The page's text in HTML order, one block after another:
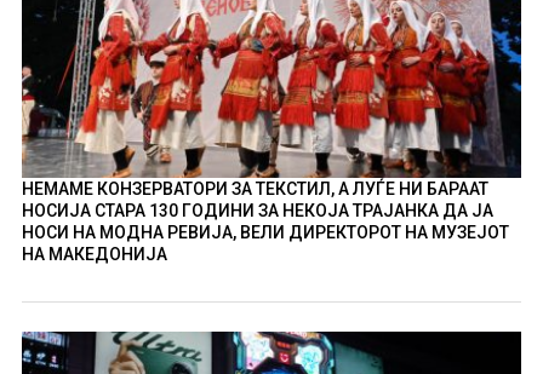
НЕМАМЕ КОНЗЕРВАТОРИ ЗА ТЕКСТИЛ, А ЛУЃЕ НИ БАРААТ
НОСИЈА СТАРА 130 ГОДИНИ ЗА НЕКОЈА ТРАЈАНКА ДА ЈА
НОСИ НА МОДНА РЕВИЈА, ВЕЛИ ДИРЕКТОРОТ НА МУЗЕЈОТ
НА МАКЕДОНИЈА